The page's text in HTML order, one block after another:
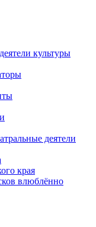
культуры
деятели
края
влюблённо